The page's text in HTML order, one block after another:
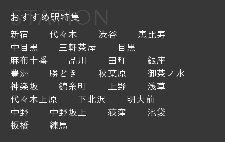
STATION
おすすめ駅特集
新宿 代々木 渋谷
恵比寿
中目黒
三軒茶屋
目黒
麻布十番
品川 田町
銀座
豊洲
勝どき 秋葉原
御茶ノ水
神楽坂
錦糸町 上野
浅草
代々木上原
下北沢
明大前
中野
中野坂上 荻窪
池袋
板橋
練馬